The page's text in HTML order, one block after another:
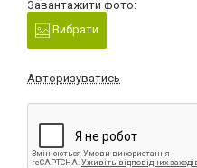
Завантажити фото:
Вибрати
Авторизуватись